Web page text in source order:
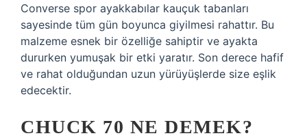
Converse spor ayakkabılar kauçuk tabanları
sayesinde tüm gün boyunca giyilmesi rahattır. Bu
malzeme esnek bir özelliğe sahiptir ve ayakta
dururken yumuşak bir etki yaratır. Son derece hafif
ve rahat olduğundan uzun yürüyüşlerde size eşlik
edecektir.
CHUCK 70 NE DEMEK?